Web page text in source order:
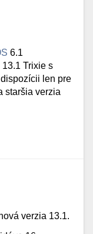
6.1
Trixie s
len pre
staršia verzia
verzia 13.1.